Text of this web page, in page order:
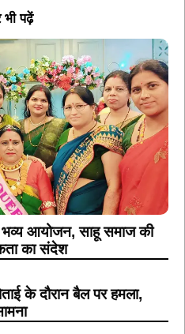
पढ़ें
भव्य आयोजन, साहू समाज की
का संदेश
के दौरान बैल पर हमला,